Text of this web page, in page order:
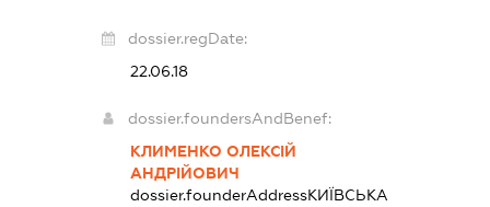
dossier.regDate:
22.06.18
dossier.foundersAndBenef:
КЛИМЕНКО ОЛЕКСІЙ
АНДРІЙОВИЧ
dossier.founderAddressКИЇВСЬКА